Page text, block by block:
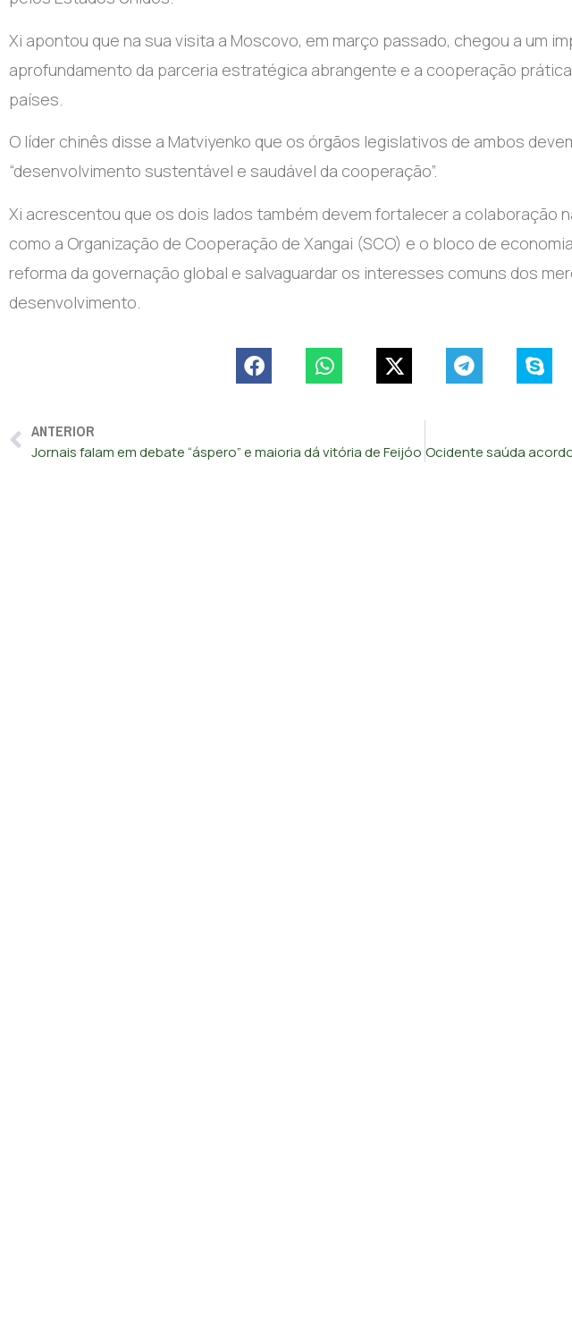
Xi apontou que na sua visita a Moscovo, em março passado, chegou a um
aprofundamento da parceria estratégica abrangente e a cooperação
países.
O líder chinês disse a Matviyenko que os órgãos legislativos de ambos
“desenvolvimento sustentável e saudável da cooperação”.
Xi acrescentou que os dois lados também devem fortalecer a colaboração
como a Organização de Cooperação de Xangai (SCO) e o bloco de
reforma da governação global e salvaguardar os interesses comuns dos
desenvolvimento.
ANTERIOR
Jornais falam em debate “áspero” e maioria dá vitória de Feijóo